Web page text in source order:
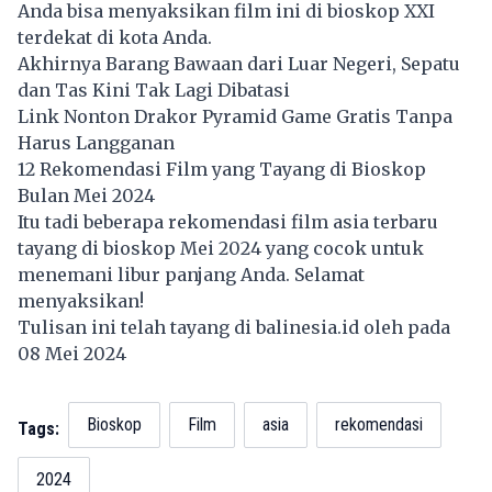
Anda bisa menyaksikan film ini di bioskop XXI
terdekat di kota Anda.
Akhirnya Barang Bawaan dari Luar Negeri, Sepatu
dan Tas Kini Tak Lagi Dibatasi
Link Nonton Drakor Pyramid Game Gratis Tanpa
Harus Langganan
12 Rekomendasi Film yang Tayang di Bioskop
Bulan Mei 2024
Itu tadi beberapa rekomendasi film asia terbaru
tayang di bioskop Mei 2024 yang cocok untuk
menemani libur panjang Anda. Selamat
menyaksikan!
Tulisan ini telah tayang dibalinesia.id oleh pada
08 Mei 2024
Tags: Bioskop Film asia rekomendasi
2024